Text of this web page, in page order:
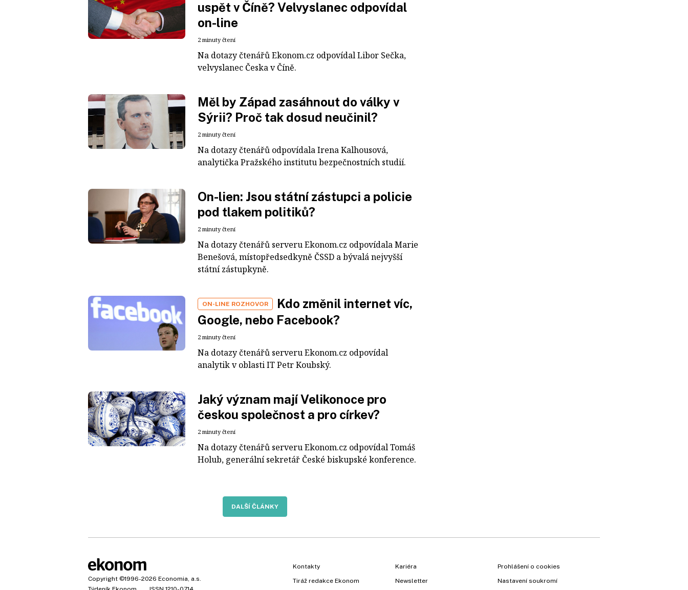
uspět v Číně? Velvyslanec odpovídal
on-line
2 minuty čtení
Na dotazy čtenářů Ekonom.cz odpovídal Libor Sečka,
velvyslanec Česka v Číně.
Měl by Západ zasáhnout do války v
Sýrii? Proč tak dosud neučinil?
2 minuty čtení
Na dotazy čtenářů odpovídala Irena Kalhousová,
analytička Pražského institutu bezpečnostních studií.
On-lien: Jsou státní zástupci a policie
pod tlakem politiků?
2 minuty čtení
Na dotazy čtenářů serveru Ekonom.cz odpovídala Marie
Benešová, místopředsedkyně ČSSD a bývalá nejvyšší
státní zástupkyně.
ON-LINE ROZHOVOR
Kdo změnil internet víc,
Google, nebo Facebook?
2 minuty čtení
Na dotazy čtenářů serveru Ekonom.cz odpovídal
analytik v oblasti IT Petr Koubský.
Jaký význam mají Velikonoce pro
českou společnost a pro církev?
2 minuty čtení
Na dotazy čtenářů serveru Ekonom.cz odpovídal Tomáš
Holub, generální sekretář České biskupské konference.
DALŠÍ ČLÁNKY
Copyright ©1996-2026 Economia, a.s.
Kontakty
Tiráž redakce Ekonom
Kariéra
Newsletter
Prohlášení o cookies
Nastavení soukromí